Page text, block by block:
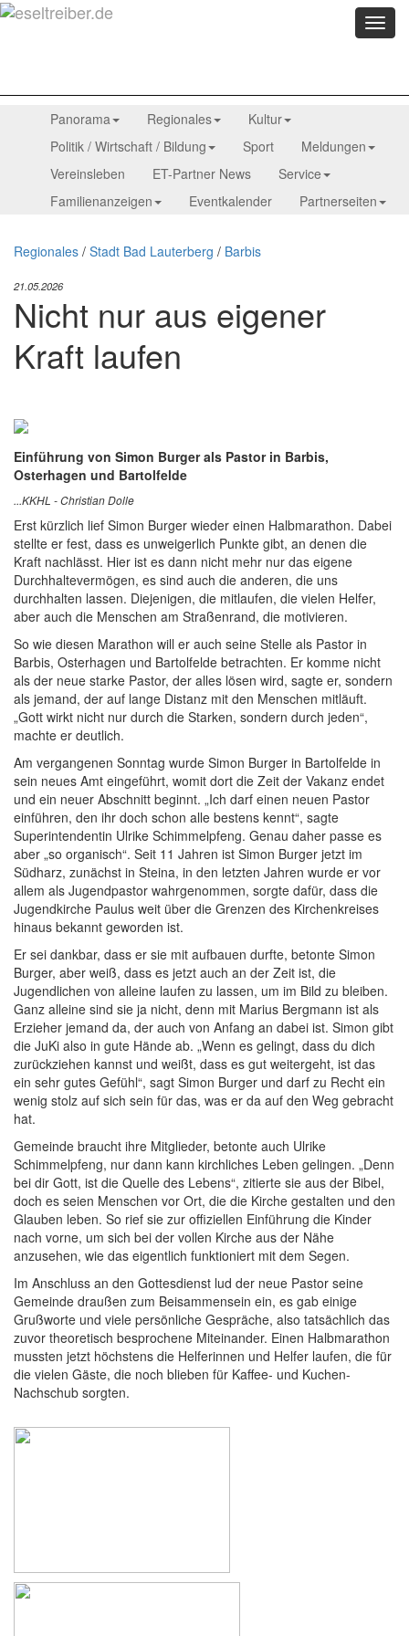
Menü
Panorama Regionales
Kultur
Politik / Wirtschaft / Bildung
Sport
Meldungen
Vereinsleben
ET-Partner News
Service
Familienanzeigen
Eventkalender Partnerseiten
Regionales / Stadt Bad Lauterberg / Barbis
21.05.2026
Nicht nur aus eigener
Kraft laufen
Einführung von Simon Burger als Pastor in Barbis,
Osterhagen und Bartolfelde
...KKHL - Christian Dolle
Erst kürzlich lief Simon Burger wieder einen Halbmarathon. Dabei
stellte er fest, dass es unweigerlich Punkte gibt, an denen die
Kraft nachlässt. Hier ist es dann nicht mehr nur das eigene
Durchhaltevermögen, es sind auch die anderen, die uns
durchhalten lassen. Diejenigen, die mitlaufen, die vielen Helfer,
aber auch die Menschen am Straßenrand, die motivieren.
So wie diesen Marathon will er auch seine Stelle als Pastor in
Barbis, Osterhagen und Bartolfelde betrachten. Er komme nicht
als der neue starke Pastor, der alles lösen wird, sagte er, sondern
als jemand, der auf lange Distanz mit den Menschen mitläuft.
„Gott wirkt nicht nur durch die Starken, sondern durch jeden“,
machte er deutlich.
Am vergangenen Sonntag wurde Simon Burger in Bartolfelde in
sein neues Amt eingeführt, womit dort die Zeit der Vakanz endet
und ein neuer Abschnitt beginnt. „Ich darf einen neuen Pastor
einführen, den ihr doch schon alle bestens kennt“, sagte
Superintendentin Ulrike Schimmelpfeng. Genau daher passe es
aber „so organisch“. Seit 11 Jahren ist Simon Burger jetzt im
Südharz, zunächst in Steina, in den letzten Jahren wurde er vor
allem als Jugendpastor wahrgenommen, sorgte dafür, dass die
Jugendkirche Paulus weit über die Grenzen des Kirchenkreises
hinaus bekannt geworden ist.
Er sei dankbar, dass er sie mit aufbauen durfte, betonte Simon
Burger, aber weiß, dass es jetzt auch an der Zeit ist, die
Jugendlichen von alleine laufen zu lassen, um im Bild zu bleiben.
Ganz alleine sind sie ja nicht, denn mit Marius Bergmann ist als
Erzieher jemand da, der auch von Anfang an dabei ist. Simon gibt
die JuKi also in gute Hände ab. „Wenn es gelingt, dass du dich
zurückziehen kannst und weißt, dass es gut weitergeht, ist das
ein sehr gutes Gefühl“, sagt Simon Burger und darf zu Recht ein
wenig stolz auf sich sein für das, was er da auf den Weg gebracht
hat.
Gemeinde braucht ihre Mitglieder, betonte auch Ulrike
Schimmelpfeng, nur dann kann kirchliches Leben gelingen. „Denn
bei dir Gott, ist die Quelle des Lebens“, zitierte sie aus der Bibel,
doch es seien Menschen vor Ort, die die Kirche gestalten und den
Glauben leben. So rief sie zur offiziellen Einführung die Kinder
nach vorne, um sich bei der vollen Kirche aus der Nähe
anzusehen, wie das eigentlich funktioniert mit dem Segen.
Im Anschluss an den Gottesdienst lud der neue Pastor seine
Gemeinde draußen zum Beisammensein ein, es gab einige
Grußworte und viele persönliche Gespräche, also tatsächlich das
zuvor theoretisch besprochene Miteinander. Einen Halbmarathon
mussten jetzt höchstens die Helferinnen und Helfer laufen, die für
die vielen Gäste, die noch blieben für Kaffee- und Kuchen-
Nachschub sorgten.